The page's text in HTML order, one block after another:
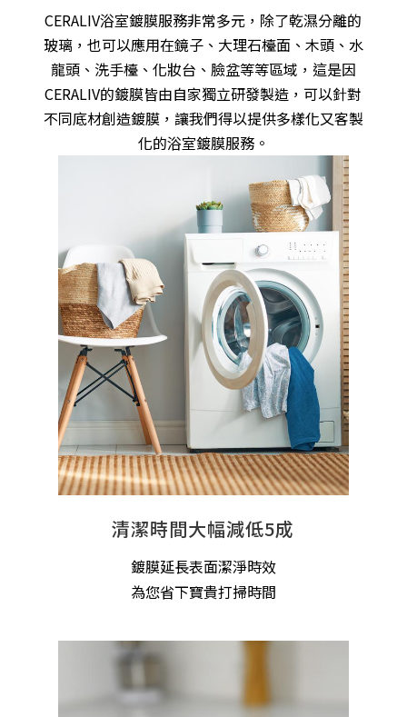
CERALIV浴室鍍膜服務非常多元，除了乾濕分離的
玻璃，也可以應用在鏡子、大理石檯面、木頭、水
龍頭、洗手檯、化妝台、臉盆等等區域，這是因
CERALIV的鍍膜皆由自家獨立研發製造，可以針對
不同底材創造鍍膜，讓我們得以提供多樣化又客製
化的浴室鍍膜服務。
清潔時間大幅減低5成
鍍膜延長表面潔淨時效
為您省下寶貴打掃時間